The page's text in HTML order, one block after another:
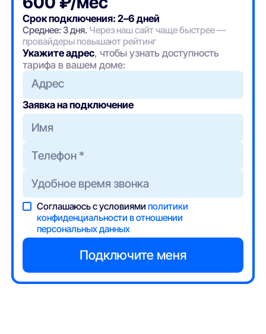
Срок подключения: 2–6 дней
Среднее: 3 дня. Через наш сайт чаще быстрее —
провайдеры повышают рейтинг
Укажите адрес, чтобы узнать доступность
тарифа в вашем доме:
Адрес
Заявка на подключение
Соглашаюсь с условиямиполитики
конфиденциальности в отношении
персональных данных